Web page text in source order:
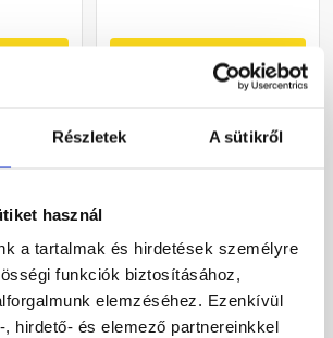
Részletek A sütikről
használ
a tartalmak és hirdetések személyre
funkciók biztosításához,
elemzéséhez. Ezenkívül
hirdető- és elemező partnereinkkel
Megnézem
Fabrostone Homokkő
vályú